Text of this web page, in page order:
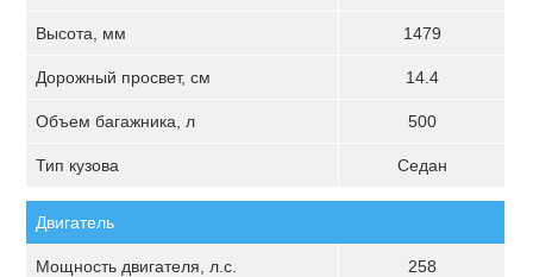
Высота, мм 1479
Дорожный просвет, см 14.4
Объем багажника, л 500
Тип кузова Седан
Двигатель
Мощность двигателя, л.с. 258